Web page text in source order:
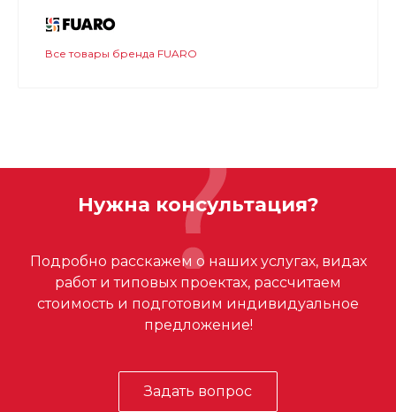
Все товары бренда FUARO
Нужна консультация?
Подробно расскажем о наших услугах, видах
работ и типовых проектах, рассчитаем
стоимость и подготовим индивидуальное
предложение!
Задать вопрос